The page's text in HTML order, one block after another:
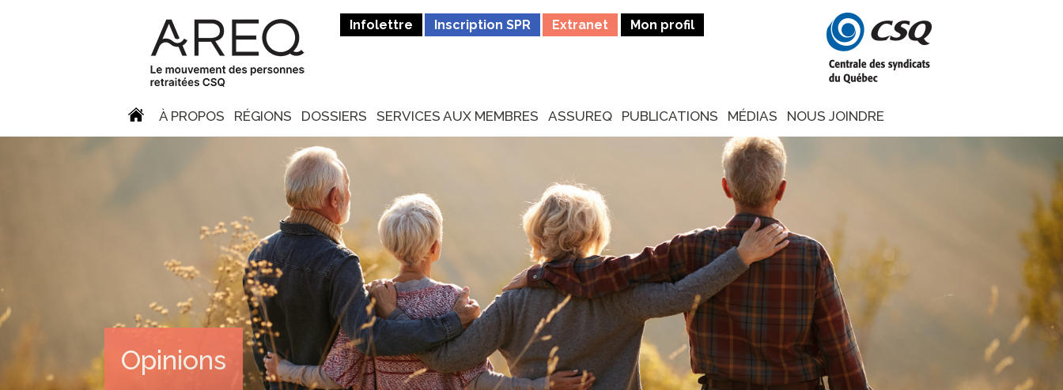
Infolettre Inscription SPR Extranet Mon profil
À PROPOS RÉGIONS DOSSIERS SERVICES AUX MEMBRES ASSUREQ PUBLICATIONS MÉDIAS NOUS JOINDRE
Opinions